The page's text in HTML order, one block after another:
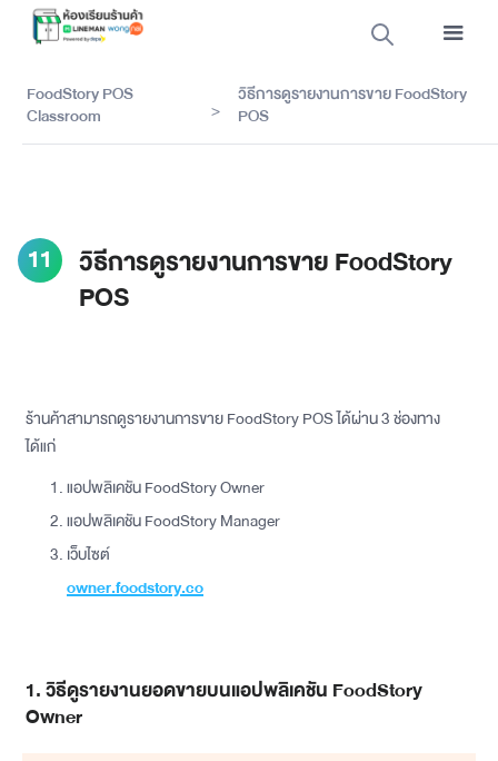
FoodStory POS
Classroom
>
วิธีการดูรายงานการขาย FoodStory
POS
11
วิธีการดูรายงานการขาย FoodStory
POS
ร้านค้าสามารถดูรายงานการขาย FoodStory POS ได้ผ่าน 3 ช่องทาง
ได้แก่
แอปพลิเคชัน FoodStory Owner
แอปพลิเคชัน FoodStory Manager
เว็บไซต์
owner.foodstory.co
1. วิธีดูรายงานยอดขายบนแอปพลิเคชัน FoodStory
Owner